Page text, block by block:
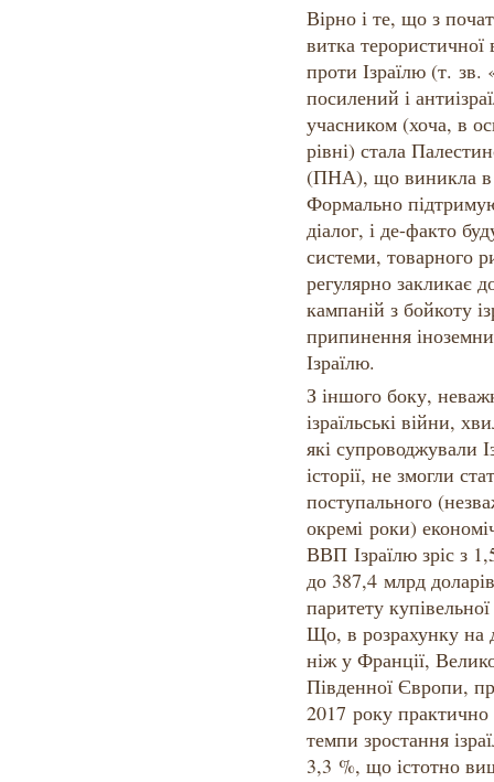
Вірно і те, що з
витка
проти Ізраїлю (т. зв.
посилений і
учасником (хоча, в
рівні) стала
(ПНА), що виникла в
Формально
діалог, і де-факто
системи, товарного
регулярно закликає
кампаній з бойкоту
припинення
Ізраїлю.
З іншого боку,
ізраїльські війни,
які супроводжували
історії, не змогли
поступального
окремі роки)
ВВП Ізраїлю зріс з
до 387,4 млрд
паритету
Що, в розрахунку на
ніж у Франції,
Південної Європи,
2017 року практично
темпи зростання
3,3 %, що істотно